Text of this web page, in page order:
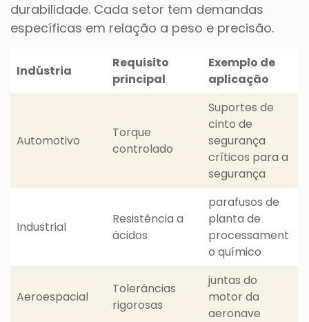
durabilidade. Cada setor tem demandas
específicas em relação a peso e precisão.
Indústria
Requisito
principal
Exemplo de
aplicação
Automotivo
Torque
controlado
Suportes de
cinto de
segurança
críticos para a
segurança
Industrial
Resistência a
ácidos
parafusos de
planta de
processament
o químico
Aeroespacial
Tolerâncias
rigorosas
juntas do
motor da
aeronave